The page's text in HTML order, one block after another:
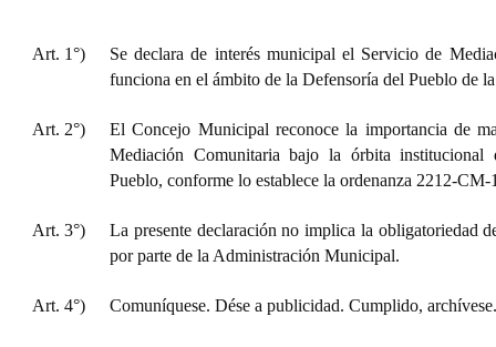
Art. 1°)
Se declara de interés municipal el Servicio de
funciona en el ámbito de la Defensoría del Pueblo de
Art. 2°)
El Concejo Municipal reconoce la importancia de
Mediación Comunitaria bajo la órbita institucional
Pueblo, conforme lo establece la ordenanza 2212-CM-
Art. 3°)
La presente declaración no implica la obligatoriedad
por parte de la Administración Municipal.
Art. 4°) Comuníquese. Dése a publicidad. Cumplido, archívese.